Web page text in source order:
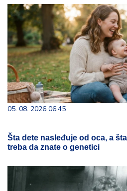
05. 08. 2026 06:45
Šta dete nasleđuje od oca, a
treba da znate o genetici